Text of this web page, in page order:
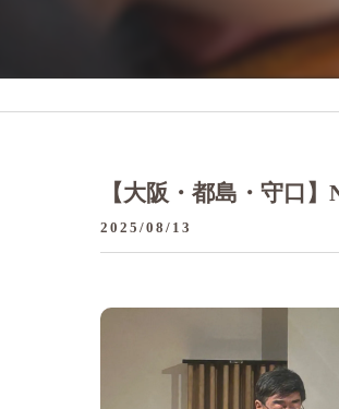
【大阪・都島・守口
2025/08/13